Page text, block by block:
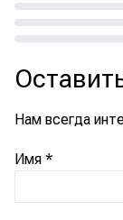
Нам всегда
Имя *